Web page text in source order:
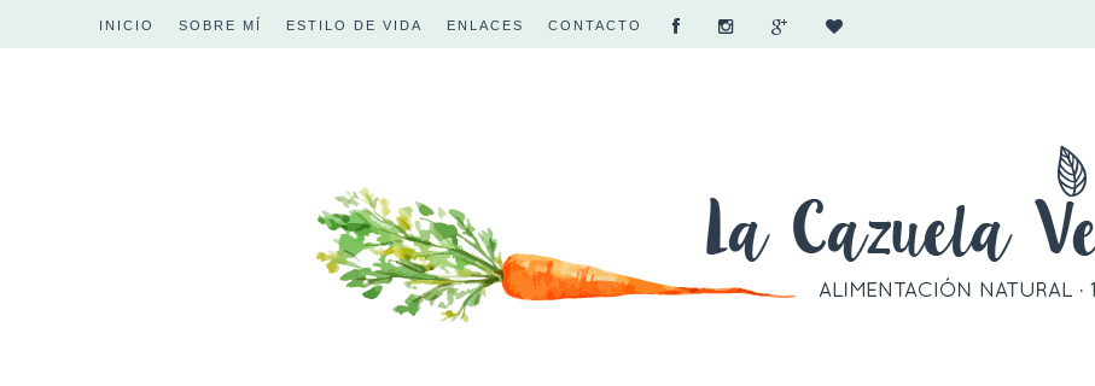
INICIO SOBRE MÍ ESTILO DE VIDA ENLACES CONTACTO